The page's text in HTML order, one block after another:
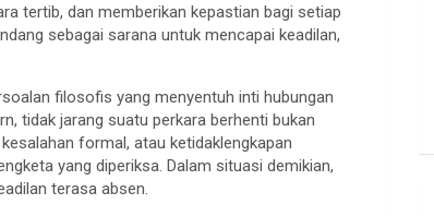
tertib, dan memberikan kepastian bagi setiap
sebagai sarana untuk mencapai keadilan,
filosofis yang menyentuh inti hubungan
tidak jarang suatu perkara berhenti bukan
formal, atau ketidaklengkapan
yang diperiksa. Dalam situasi demikian,
terasa absen.